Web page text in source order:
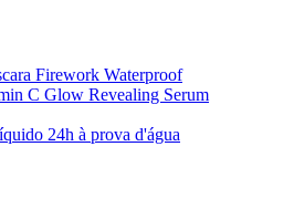
Firework Waterproof
C Glow Revealing Serum
24h à prova d'água